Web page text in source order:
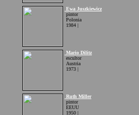
Ewa Juszkiewicz
pintor
Polonia
1984 |
Mario Dilitz
escultor
Austria
1973 |
Ruth Miller
pintor
EEUU
1950 |